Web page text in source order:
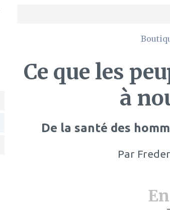
Ce que les
à
De la santé des
Par